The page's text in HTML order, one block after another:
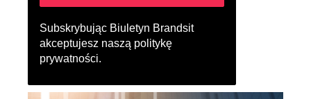
Subskrybując Biuletyn Brandsit
akceptujesz naszą politykę
prywatności.